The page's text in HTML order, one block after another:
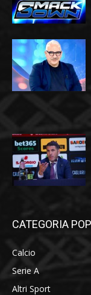
CATEGORIA
Calcio
Serie A
Altri Sport